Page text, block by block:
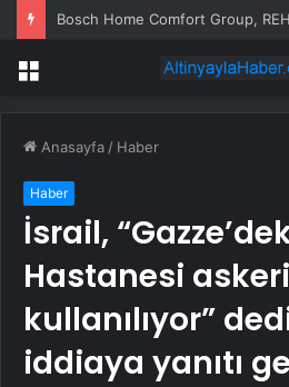
Menü
Anasayfa / Haber
Haber
İsrail,
Hastanesi
kullanılıyor”
iddiaya yanıtı